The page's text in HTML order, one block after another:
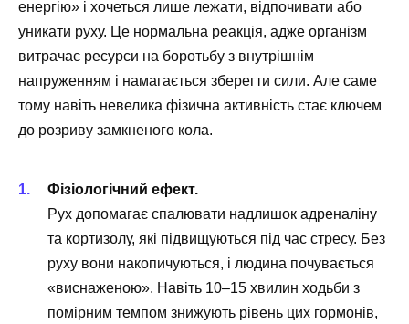
енергію» і хочеться лише лежати, відпочивати або
уникати руху. Це нормальна реакція, адже організм
витрачає ресурси на боротьбу з внутрішнім
напруженням і намагається зберегти сили. Але саме
тому навіть невелика фізична активність стає ключем
до розриву замкненого кола.
Фізіологічний ефект.
Рух допомагає спалювати надлишок адреналіну
та кортизолу, які підвищуються під час стресу. Без
руху вони накопичуються, і людина почувається
«виснаженою». Навіть 10–15 хвилин ходьби з
помірним темпом знижують рівень цих гормонів,